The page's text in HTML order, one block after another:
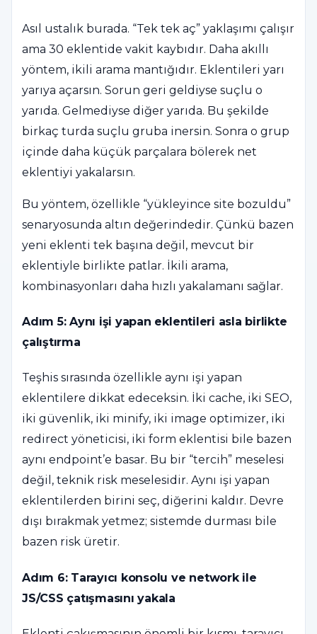
Asıl ustalık burada. “Tek tek aç” yaklaşımı çalışır
ama 30 eklentide vakit kaybıdır. Daha akıllı
yöntem, ikili arama mantığıdır. Eklentileri yarı
yarıya açarsın. Sorun geri geldiyse suçlu o
yarıda. Gelmediyse diğer yarıda. Bu şekilde
birkaç turda suçlu gruba inersin. Sonra o grup
içinde daha küçük parçalara bölerek net
eklentiyi yakalarsın.
Bu yöntem, özellikle “yükleyince site bozuldu”
senaryosunda altın değerindedir. Çünkü bazen
yeni eklenti tek başına değil, mevcut bir
eklentiyle birlikte patlar. İkili arama,
kombinasyonları daha hızlı yakalamanı sağlar.
Adım 5: Aynı işi yapan eklentileri asla birlikte
çalıştırma
Teşhis sırasında özellikle aynı işi yapan
eklentilere dikkat edeceksin. İki cache, iki SEO,
iki güvenlik, iki minify, iki image optimizer, iki
redirect yöneticisi, iki form eklentisi bile bazen
aynı endpoint’e basar. Bu bir “tercih” meselesi
değil, teknik risk meselesidir. Aynı işi yapan
eklentilerden birini seç, diğerini kaldır. Devre
dışı bırakmak yetmez; sistemde durması bile
bazen risk üretir.
Adım 6: Tarayıcı konsolu ve network ile
JS/CSS çatışmasını yakala